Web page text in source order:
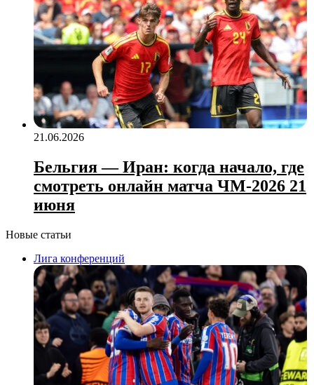
21.06.2026
Бельгия — Иран: когда начало, где
смотреть онлайн матча ЧМ‑2026 21
июня
Новые статьи
Лига конференций